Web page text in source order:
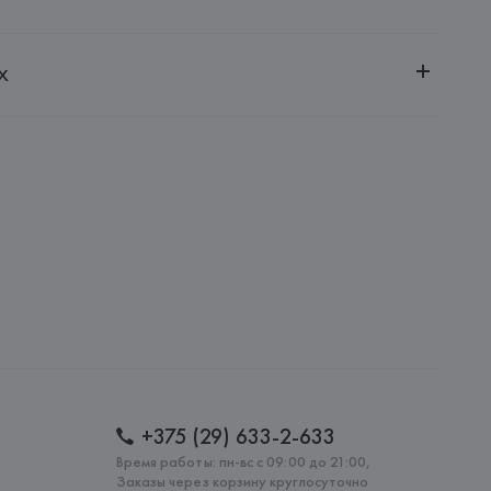
г. Минск, ул. Немига, 5, пом. 39
+375 (29) 633-2-633
Время работы: пн-вс с 09:00 до 21:00,
Заказы через корзину круглосуточно